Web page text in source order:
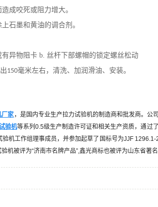
成咬死或阻力增大。
石墨和黄油的调合剂。
异物阻卡 b. 丝杆下部螺帽的锁定螺丝松动
150毫米左右，清洗、加润滑油、安装。
厂家 ，是国内专业生产拉力试验机的制造商和批发商。公
验机等系列 0.5级生产制造许可证和相关生产资质，通过了
机工作组理事成员，并参加起草了国标号为JJF 1296.1-
机被评为“济南市名牌产品”,鑫光商标也被评为山东省著名